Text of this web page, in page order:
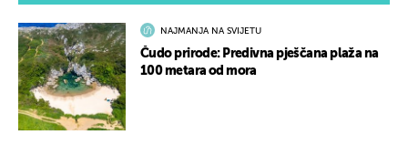
NAJMANJA NA SVIJETU
Čudo prirode: Predivna pješčana plaža na
100 metara od mora